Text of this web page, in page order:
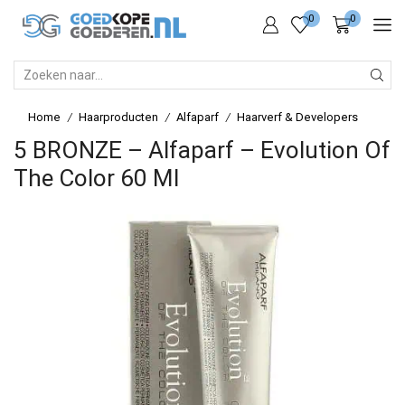
0 0
Home / Haarproducten / Alfaparf / Haarverf & Developers
5 BRONZE – Alfaparf – Evolution Of
The Color 60 Ml